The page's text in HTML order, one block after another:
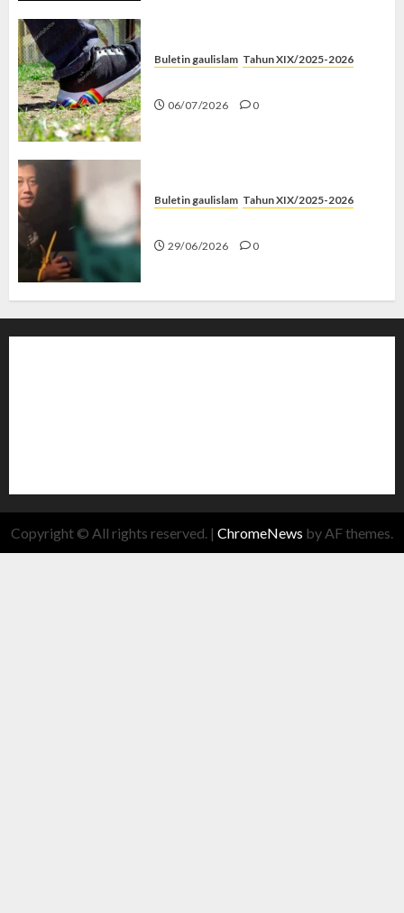
Buletin gaulislam Tahun XIX/2025-2026
06/07/2026 0
Buletin gaulislam Tahun XIX/2025-2026
29/06/2026 0
Copyright © All rights reserved. | ChromeNews by AF themes.